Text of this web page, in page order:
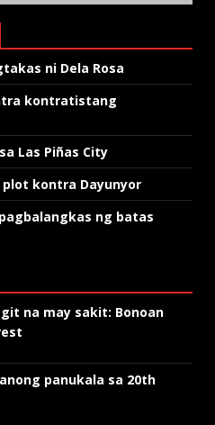
ni Dela Rosa
kontratistang
Las Piñas City
kontra Dayunyor
ng batas
na may sakit: Bonoan
panukala sa 20th